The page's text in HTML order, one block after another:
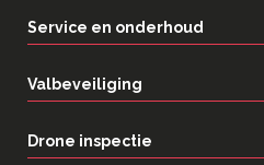
Service en onderhoud
Valbeveiliging
Drone inspectie